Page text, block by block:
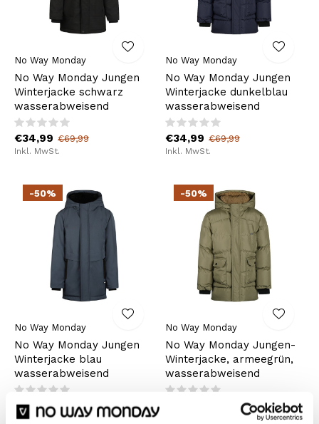
No Way Monday
No Way Monday Jungen
Winterjacke schwarz
wasserabweisend
€34,99 €69,99
Inkl. MwSt.
No Way Monday
No Way Monday Jungen
Winterjacke dunkelblau
wasserabweisend
€34,99 €69,99
Inkl. MwSt.
-50%
No Way Monday
No Way Monday Jungen
Winterjacke blau
wasserabweisend
€34,99 €69,99
Inkl. MwSt.
-50%
No Way Monday
No Way Monday Jungen-
Winterjacke, armeegrün,
wasserabweisend